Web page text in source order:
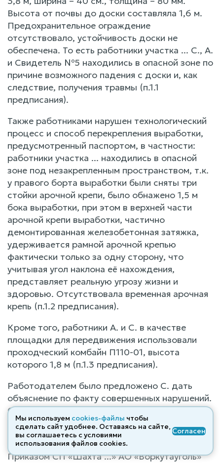
Высота от почвы до доски составляла 1,6 м.
Предохранительное ограждение
отсутствовало, устойчивость доски не
обеспечена. То есть работники участка ... С., А.
и Свидетель №5 находились в опасной зоне по
причине возможного падения с доски и, как
следствие, получения травмы (п.1.1
предписания).
Также работниками нарушен технологический
процесс и способ перекрепления выработки,
предусмотренный паспортом, в частности:
работники участка ... находились в опасной
зоне под незакрепленным пространством, т.к.
у правого борта выработки были сняты три
стойки арочной крепи, было обнажено 1,5 м
бока выработки, при этом в верхней части
арочной крепи выработки, частично
демонтированная железобетонная затяжка,
удерживается рамной арочной крепью
фактически только за одну сторону, что
учитывая угол наклона её нахождения,
представляет реальную угрозу жизни и
здоровью. Отсутствовала временная арочная
крепь (п.1.2 предписания).
Кроме того, работники А. и С. в качестве
площадки для передвижения использовали
проходческий комбайн П110-01, высота
которого 1,8 м (п.1.3 предписания).
Работодателем было предложено С. дать
объяснение по факту совершенных нарушений.
Однако от дачи объяснения истец отказался,
о чем имеется соответствующий акт от
10.12.2022.
Приказом СП «Шахта ...» АО «Воркутауголь»
Мы используем cookies-файлы чтобы
сделать сайт удобнее. Оставаясь на сайте,
вы соглашаетесь с условиями
использования файлов cооkies.
Согласен